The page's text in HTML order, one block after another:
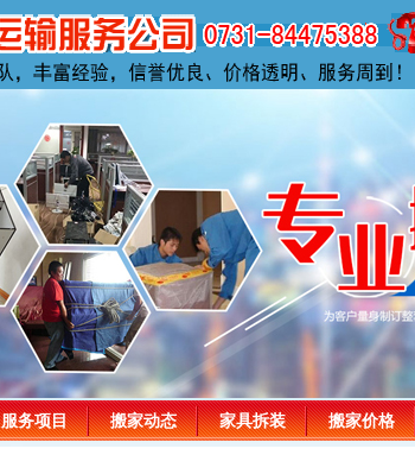
服务项目 搬家动态 家具拆装 搬家价格